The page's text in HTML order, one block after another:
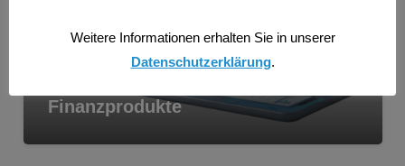
TRADEN NACH MARKTSTRUKTUREN
Finanzprodukte
Weitere Informationen erhalten Sie in unserer
Datenschutzerklärung.